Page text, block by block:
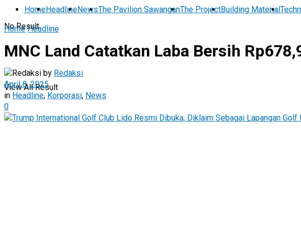
No Result
View All Result
HomeHeadlineNewsThe Pavilion SawanganThe ProjectBuilding Material
Home Headline
MNC Land Catatkan Laba Bersih
by Redaksi
April 8, 2025
in Headline, Korporasi, News
0